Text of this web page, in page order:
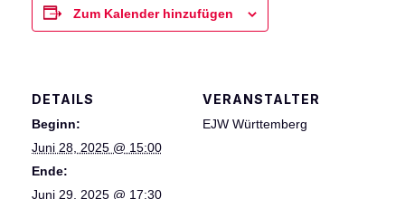
Zum Kalender hinzufügen
DETAILS
Beginn:
Juni 28, 2025 @ 15:00
Ende:
Juni 29, 2025 @ 17:30
VERANSTALTER
EJW Württemberg